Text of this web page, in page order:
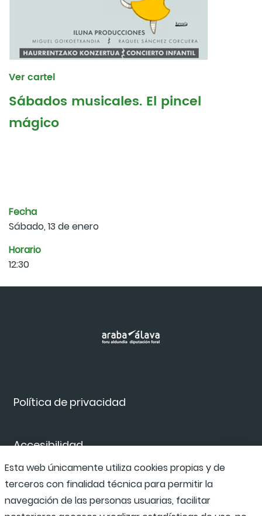
Ver cartel
Sábados musicales. El pincel
mágico
Fecha
Sábado, 13 de enero
Horario
12:30
Política de privacidad
Accesibilidad
Canal de denuncias
Esta web únicamente utiliza cookies propias y de
terceros con finalidad técnica para permitir la
navegación de las personas usuarias, facilitar